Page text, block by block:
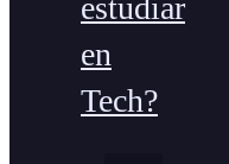
estudiar
en
Tech?